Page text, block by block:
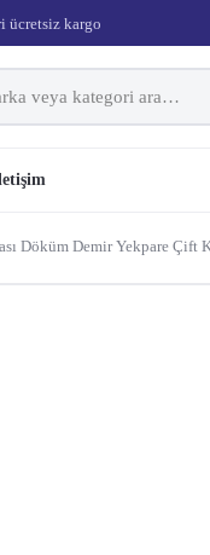
ücretsiz kargo
Döküm Demir Yekpare Çift